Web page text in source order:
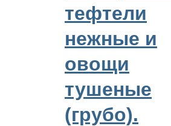
тефтели
нежные и
овощи
тушеные
(грубо).